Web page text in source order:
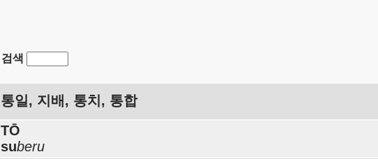
검색
통일, 지배, 통치, 통합
TŌ
suberu